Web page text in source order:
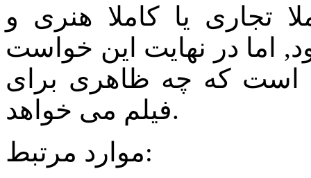
تجاری یا کاملا هنری و
اما در نهایت این خواست
است که چه ظاهری برای
فیلم می خواهد.
موارد مرتبط: